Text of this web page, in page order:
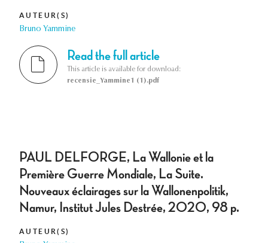
AUTEUR(S)
Bruno Yammine
Read the full article
This article is available for download:
recensie_Yammine1 (1).pdf
PAUL DELFORGE, La Wallonie et la
Première Guerre Mondiale, La Suite.
Nouveaux éclairages sur la Wallonenpolitik,
Namur, Institut Jules Destrée, 2020, 98 p.
AUTEUR(S)